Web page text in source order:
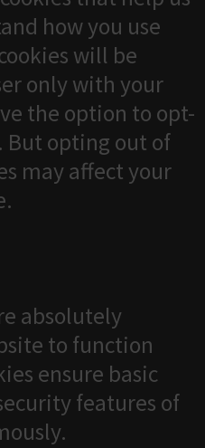
how you use
will be
only with your
the option to opt-
But opting out of
may affect your
absolutely
to function
ensure basic
features of